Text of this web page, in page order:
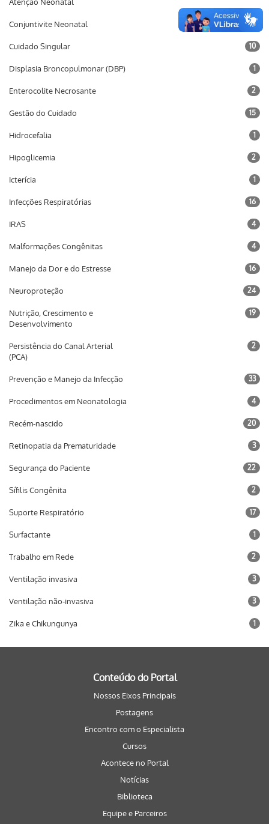
Conjuntivite Neonatal 1
Cuidado Singular 10
Displasia Broncopulmonar (DBP) 1
Enterocolite Necrosante 2
Gestão do Cuidado 15
Hidrocefalia 1
Hipoglicemia 2
Icterícia 1
Infecções Respiratórias 16
IRAS 4
Malformações Congênitas 4
Manejo da Dor e do Estresse 16
Neuroproteção 24
Nutrição, Crescimento e
Desenvolvimento
19
Persistência do Canal Arterial
(PCA)
2
Prevenção e Manejo da Infecção 33
Procedimentos em Neonatologia 4
Recém-nascido 20
Retinopatia da Prematuridade 3
Segurança do Paciente 22
Sífilis Congênita 2
Suporte Respiratório 17
Surfactante 1
Trabalho em Rede 2
Ventilação invasiva 3
Ventilação não-invasiva 3
Zika e Chikungunya 1
Conteúdo do Portal
Nossos Eixos Principais
Postagens
Encontro com o Especialista
Cursos
Acontece no Portal
Notícias
Biblioteca
Equipe e Parceiros